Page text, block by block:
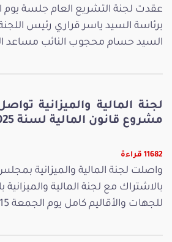
برئاسة السيد ياسر قراري رئيس
السيد حسام محجوب النائب مساعد
لجنة المالية والميزانية
مشروع قانون المالية لسنة 2025
11682 قراءة
واصلت لجنة المالية والميزانية
بالاشتراك مع لجنة المالية
للجهات والأقاليم كامل يوم الجمعة 15 نوفمبر 2024 م...